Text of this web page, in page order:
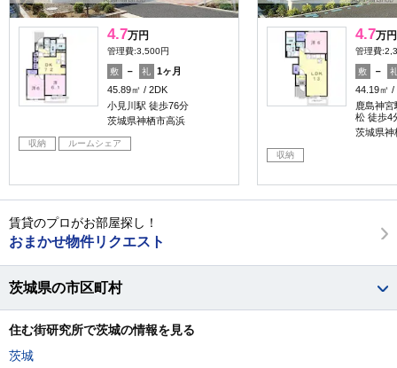
4.7万円
管理費:3,500円
敷 － 礼
1ヶ月
45.89㎡
2DK
小見川駅 徒歩76分
茨城県神栖市高浜
収納 ルームシェア
4.7万円
管理費
敷 －
44.19㎡
鹿島神宮
松 徒歩4
茨城県神
収納
賃貸のプロがお部屋探し！
おまかせ物件リクエスト
茨城県の市区町村
住む街研究所で茨城の情報を見る
茨城